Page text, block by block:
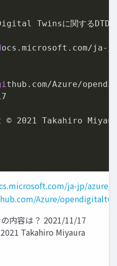
Twinsに関するDTDL
ocs.microsoft.com/ja-
© 2021 Takahiro
ja-jp/azure/
Azure/
内容は？ 2021/11/17
Takahiro Miyaura